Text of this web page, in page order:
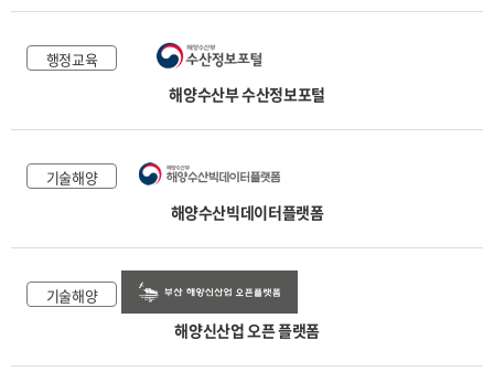
행정교육
해양수산부 수산정보포털
기술해양
해양수산빅데이터플랫폼
기술해양
해양신산업 오픈 플랫폼